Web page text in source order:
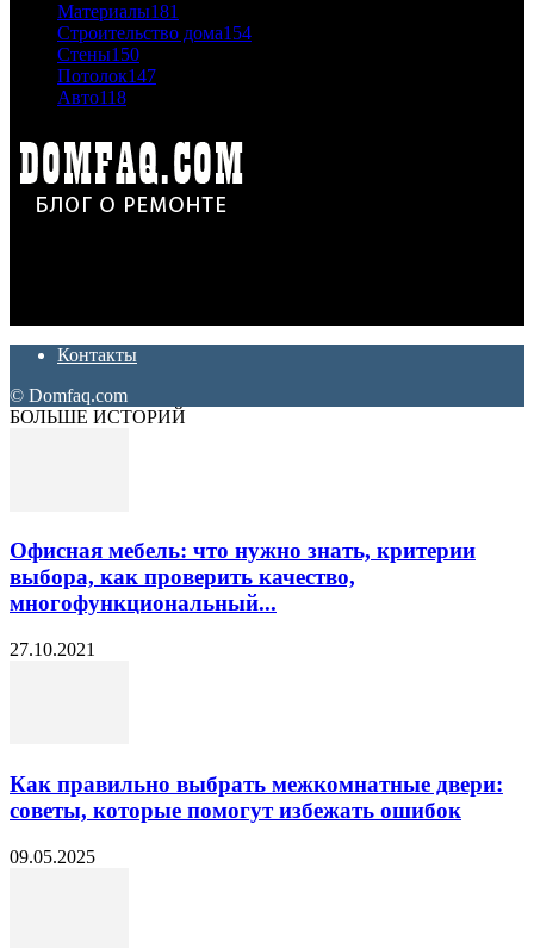
Материалы181
Строительство дома154
Стены150
Потолок147
Авто118
Контакты
© Domfaq.com
БОЛЬШЕ ИСТОРИЙ
Офисная мебель: что нужно знать, критерии
выбора, как проверить качество,
многофункциональный...
27.10.2021
Как правильно выбрать межкомнатные двери:
советы, которые помогут избежать ошибок
09.05.2025